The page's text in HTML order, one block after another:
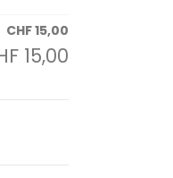
CHF15,00
15,00